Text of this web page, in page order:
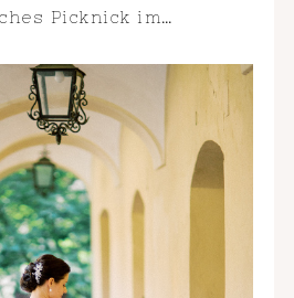
Picknick im…